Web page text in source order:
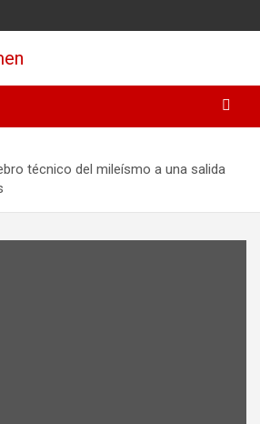
técnico del mileísmo a una salida